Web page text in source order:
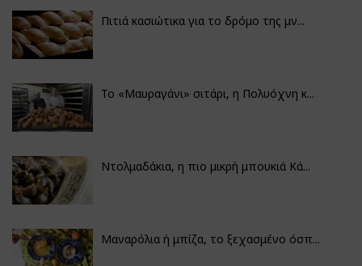
Πιτιά κασιώτικα για το δρόμο της μν...
Το «Μαυραγάνι» σιτάρι, η Πολυόχνη κ...
Ντολμαδάκια, η πιο μικρή μπουκιά Κά...
Μαναρόλια ή μπίζα, το ξεχασμένο όσπ...